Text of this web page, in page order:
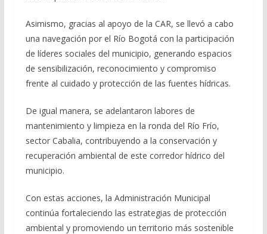
Asimismo, gracias al apoyo de la CAR, se llevó a cabo
una navegación por el Río Bogotá con la participación
de líderes sociales del municipio, generando espacios
de sensibilización, reconocimiento y compromiso
frente al cuidado y protección de las fuentes hídricas.
De igual manera, se adelantaron labores de
mantenimiento y limpieza en la ronda del Río Frío,
sector Cabalia, contribuyendo a la conservación y
recuperación ambiental de este corredor hídrico del
municipio.
Con estas acciones, la Administración Municipal
continúa fortaleciendo las estrategias de protección
ambiental y promoviendo un territorio más sostenible